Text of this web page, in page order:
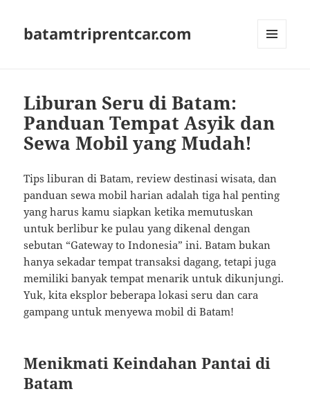
batamtriprentcar.com
Liburan Seru di Batam:
Panduan Tempat Asyik dan
Sewa Mobil yang Mudah!
Tips liburan di Batam, review destinasi wisata, dan
panduan sewa mobil harian adalah tiga hal penting
yang harus kamu siapkan ketika memutuskan
untuk berlibur ke pulau yang dikenal dengan
sebutan “Gateway to Indonesia” ini. Batam bukan
hanya sekadar tempat transaksi dagang, tetapi juga
memiliki banyak tempat menarik untuk dikunjungi.
Yuk, kita eksplor beberapa lokasi seru dan cara
gampang untuk menyewa mobil di Batam!
Menikmati Keindahan Pantai di
Batam